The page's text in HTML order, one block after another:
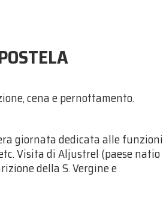
cena e pernottamento.
giornata dedicata alle funzioni
Visita di Aljustrel (paese natio
della S. Vergine e